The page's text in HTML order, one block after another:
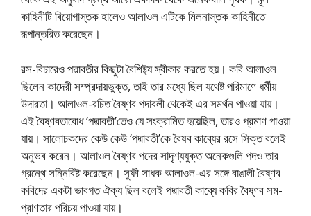
কাহিনীটি বিয়ােগাস্তক হালেও আলাওল এটিকে মিলনাস্তক কাহিনীতে
রূপান্তরিত করেছেন।
রস-বিচারেও পদ্মাবতীর কিছুটা বৈশিষ্ট্য স্বীকার করতে হয়। কবি আলাওল
ছিলেন কাদেরী সম্প্রদায়ভুক্ত, তাই তার মধ্যে ছিল যথেষ্ট পরিমাণে ধর্মীয়
উদারতা। আলাওল-রচিত বৈষ্ণব পদাবলী থেকেই এর সমর্থন পাওয়া যায়।
এই বৈষ্ণবতাবােধ ‘পদ্মাবতী’তেও যে সংক্রামিত হয়েছিল, তারও প্রমাণ পাওয়া
যায়। সালােচকদের কেউ কেউ ‘পদ্মাবতী’কে বৈষব কাব্যের রসে সিক্ত বলেই
অনুভব করেন। আলাওল বৈষ্ণব পদের সাদৃশ্যযুক্ত অনেকগুলি পদও তার
গ্রন্থে সন্নিবিষ্ট করেছেন। সুফী সাধক আলাওল-এর সঙ্গে বাঙালী বৈষ্ণব
কবিদের একটা ভাবগত ঐক্য ছিল বলেই পদ্মাবতী কাব্যে কবির বৈষ্ণব সম-
প্রাণতার পরিচয় পাওয়া যায়।